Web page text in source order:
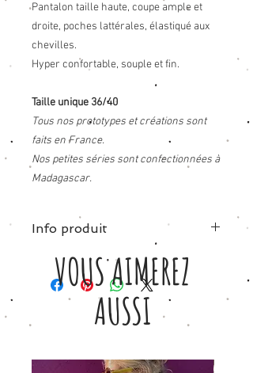
Pantalon taille haute, coupe ample et
droite, poches lattérales, élastiqué aux
chevilles.
Hyper confortable, souple et fin.
Taille unique 36/40
Tous nos prototypes et créations sont
faits en France.
Nos petites séries sont confectionnées à
Madagascar.
Info produit
Viscose léopard.
Taille unique convient aussi bien à un 36
qu'a un 42.
Chez Petite Etincelle, vous achetez
´responsables’ car nous respectons
qualifiées, et votre contribution leur
VOUS AIMEREZ
AUSSI